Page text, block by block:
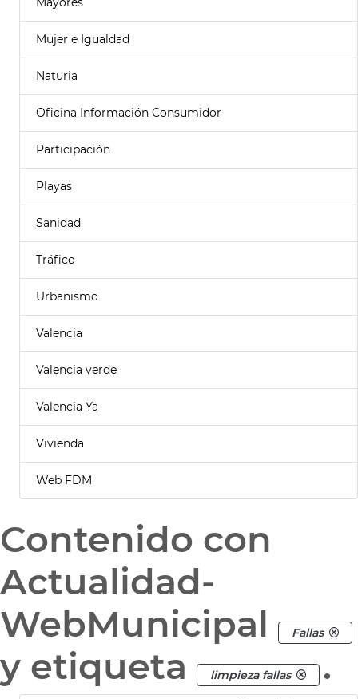
Mujer e Igualdad
Naturia
Oficina Información Consumidor
Participación
Playas
Sanidad
Tráfico
Urbanismo
Valencia
Valencia verde
Valencia Ya
Vivienda
Web FDM
Contenido con
Actualidad-
WebMunicipal
Fallas
y etiqueta limpieza fallas .